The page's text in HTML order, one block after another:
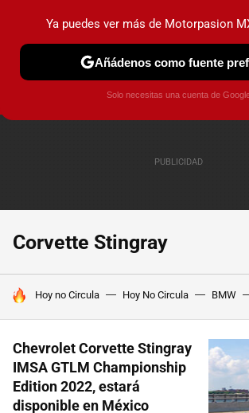
PRUEBAS INDUSTRIA HOY NO
Corvette Stingray
HOY SE HABLA DE
Hoy no Circula Hoy No Circula BMW
Chevrolet Corvette Stingray
IMSA GTLM Championship
Edition 2022, estará
disponible en México
Ya puedes ver más de Motorpasion
Añádenos como fuente
Solo necesitas una cuenta de